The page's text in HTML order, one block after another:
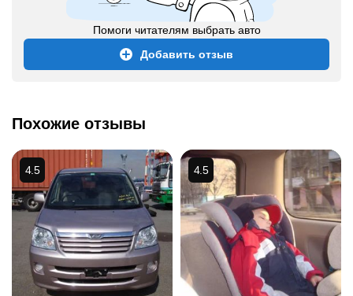
Помоги читателям выбрать авто
Добавить отзыв
Похожие отзывы
4.5 4.5